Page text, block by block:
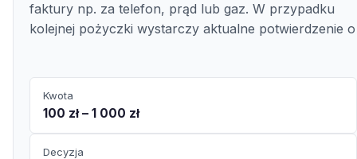
faktury np. za telefon, prąd lub gaz. W przypadku
kolejnej pożyczki wystarczy aktualne potwierdzenie o
Kwota
100 zł – 1 000 zł
Decyzja